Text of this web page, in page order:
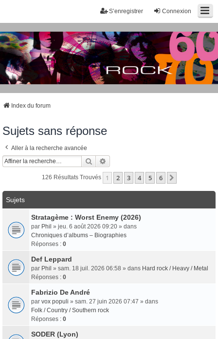
Connexion
S’enregistrer
Index du forum
Sujets sans réponse
Aller à la recherche avancée
Rechercher
126 Résultats Trouvés 1 2 3 4 5 6
Sujets
Stratagème : Worst Enemy (2026)
par Phil » jeu. 6 août 2026 09:20 » dans
Chroniques d’albums – Biographies
Réponses : 0
Def Leppard
par Phil » sam. 18 juil. 2026 06:58 » dans Hard rock / Heavy / Metal
Réponses : 0
Fabrizio De André
par vox populi » sam. 27 juin 2026 07:47 » dans
Folk / Country / Southern rock
Réponses : 0
SODER (Lyon)